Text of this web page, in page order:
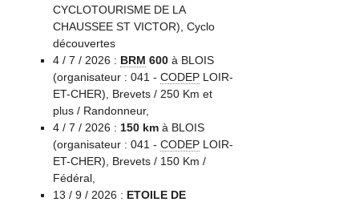
CYCLOTOURISME DE LA
CHAUSSEE ST VICTOR), Cyclo
découvertes
4 / 7 / 2026 : BRM 600à BLOIS
(organisateur : 041 - CODEPLOIR-
ET-CHER), Brevets / 250 Km et
plus / Randonneur,
4 / 7 / 2026 : 150 kmà BLOIS
(organisateur : 041 - CODEPLOIR-
ET-CHER), Brevets / 150 Km /
Fédéral,
13 / 9 / 2026 : ETOILE DE